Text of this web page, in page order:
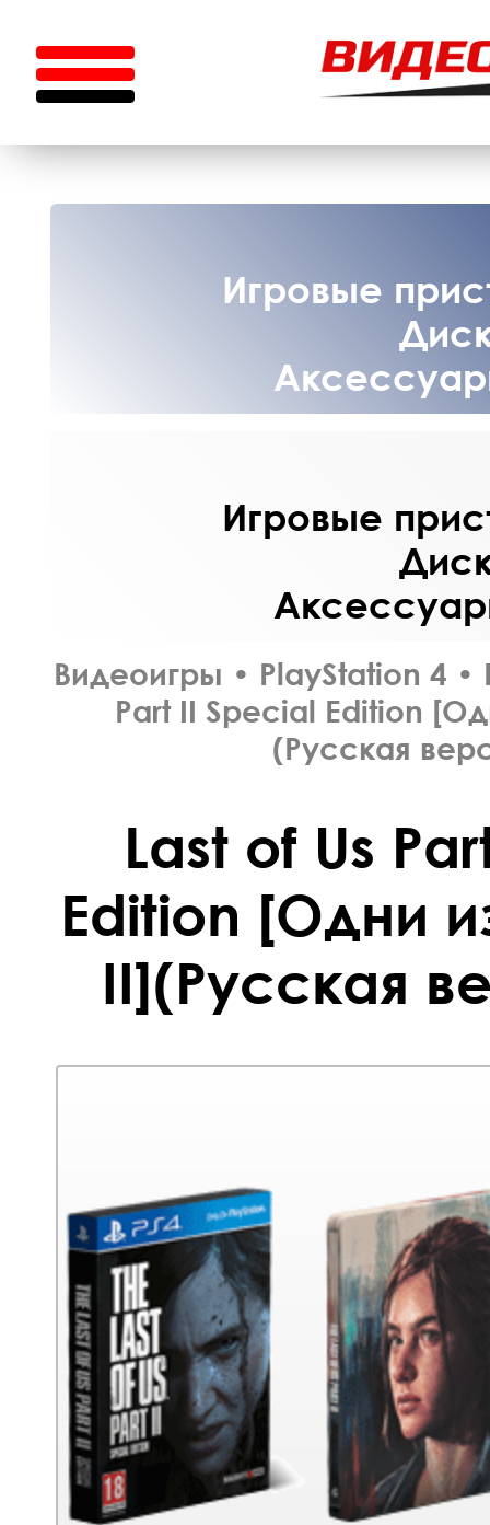
Игровые
Игровые
Видеоигры • PlayStation 4 •
Part II Special Edition
(Русская
Last of Us
Edition [Одни
II](Русская